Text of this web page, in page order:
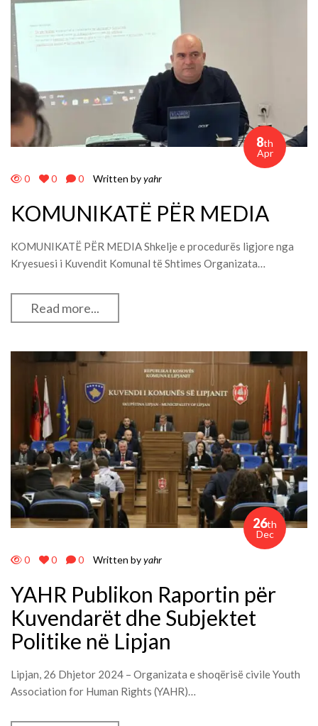
8th
Apr
0 0 0 Written byyahr
KOMUNIKATË PËR MEDIA
KOMUNIKATË PËR MEDIA Shkelje e procedurës ligjore nga
Kryesuesi i Kuvendit Komunal të Shtimes Organizata…
Read more...
26th
Dec
0 0 0 Written byyahr
YAHR Publikon Raportin për
Kuvendarët dhe Subjektet
Politike në Lipjan
Lipjan, 26 Dhjetor 2024 – Organizata e shoqërisë civile Youth
Association for Human Rights (YAHR)…